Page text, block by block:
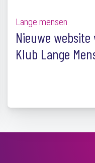
Lange mensen
Nieuwe website
Klub Lange